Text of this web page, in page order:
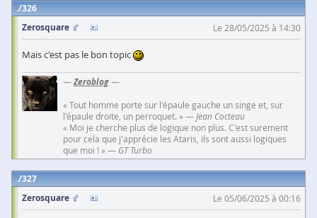
326
Zerosquare
Le 28/05/2025 à 14:30
Mais c'est pas le bon topic
—Zeroblog—
« Tout homme porte sur l'épaule gauche un singe et, sur
l'épaule droite, un perroquet. » — Jean Cocteau
« Moi je cherche plus de logique non plus. C'est surement
pour cela que j'apprécie les Ataris, ils sont aussi logiques
que moi ! » — GT Turbo
327
Zerosquare
Le 05/06/2025 à 00:16